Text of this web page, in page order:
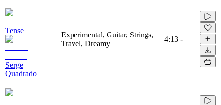
Tense
Serge
Quadrado
Experimental, Guitar, Strings,
Travel, Dreamy
4:13 -